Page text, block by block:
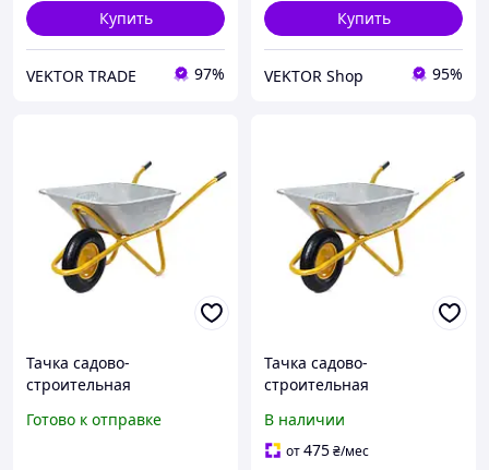
Купить
VEKTOR TRADE 97%
Купить
VEKTOR Shop 95%
Тачка садово-
строительная
колесо воздушное 4х8''
Готово к отправке
Тачка садово-
строительная
колесо воздушное 4х8''
СИЛА
В наличии
от475₴/мес